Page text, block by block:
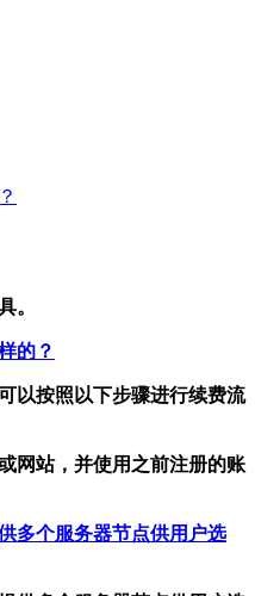
。
的？
以按照以下步骤进行续费流
网站，并使用之前注册的账
多个服务器节点供用户选